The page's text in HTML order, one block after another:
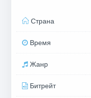
Страна
Время
Жанр
Битрейт